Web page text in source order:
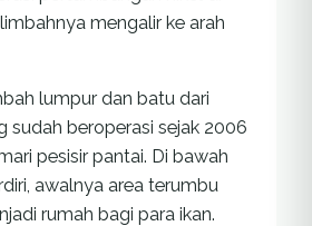
mengalir ke arah
lumpur dan batu dari
sudah beroperasi sejak 2006
pesisir pantai. Di bawah
awalnya area terumbu
rumah bagi para ikan.